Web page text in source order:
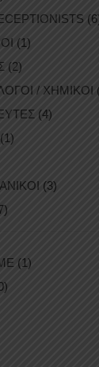
(1)
(2)
/ ΧΗΜΙΚΟΙ
(4)
(1)
(3)
(1)